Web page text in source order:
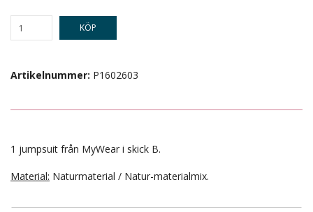
KÖP
Artikelnummer: P1602603
1 jumpsuit från MyWear i skick B.
Material: Naturmaterial / Natur-materialmix.